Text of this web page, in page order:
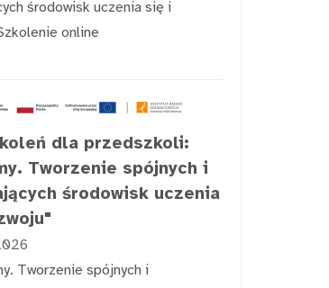
środowisk uczenia się i
online
dla przedszkoli:
Tworzenie spójnych i
środowisk uczenia
Tworzenie spójnych i